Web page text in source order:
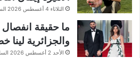
الثلاثاء 4 أغسطس 2026 الساعة 2:36 ص
ما حقيقة انفصال
والجزائرية
الأحد 2 أغسطس 2026 الساعة 9:35 م